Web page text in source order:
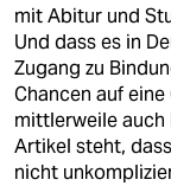
mit Abitur und
Und dass es in
Zugang zu
Chancen auf
mittlerweile auch
Artikel steht,
nicht